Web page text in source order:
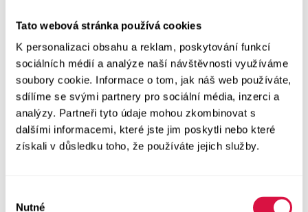
Tato webová stránka používá cookies
K personalizaci obsahu a reklam, poskytování funkcí
sociálních médií a analýze naší návštěvnosti využíváme
soubory cookie. Informace o tom, jak náš web používáte,
sdílíme se svými partnery pro sociální média, inzerci a
analýzy. Partneři tyto údaje mohou zkombinovat s
dalšími informacemi, které jste jim poskytli nebo které
získali v důsledku toho, že používáte jejich služby.
Nutné
Polokošile
Košile dlouhý rukáv
Košile krátký rukáv
Svetry a Mikiny